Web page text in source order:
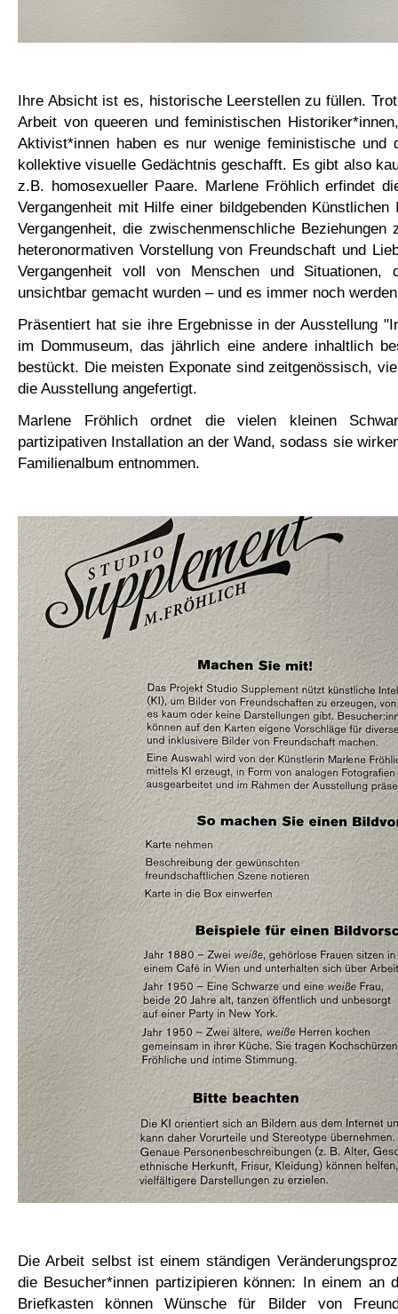
Ihre Absicht ist es, historische Leerstellen zu füllen.
Arbeit von queeren und feministischen
Aktivist*innen haben es nur wenige feministische und
kollektive visuelle Gedächtnis geschafft. Es gibt also
z.B. homosexueller Paare. Marlene Fröhlich erfindet
Vergangenheit mit Hilfe einer bildgebenden
Vergangenheit, die zwischenmenschliche
heteronormativen Vorstellung von Freundschaft und
Vergangenheit voll von Menschen und Situationen,
unsichtbar gemacht wurden – und es immer noch
Präsentiert hat sie ihre Ergebnisse in der Ausstellung
im Dommuseum, das jährlich eine andere inhaltlich
bestückt. Die meisten Exponate sind zeitgenössisch,
die Ausstellung angefertigt.
Marlene Fröhlich ordnet die vielen kleinen
partizipativen Installation an der Wand, sodass sie
Familienalbum entnommen.
Die Arbeit selbst ist einem ständigen
die Besucher*innen partizipieren können: In einem an
Briefkasten können Wünsche für Bilder von